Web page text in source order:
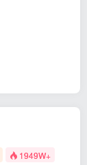
1949W+